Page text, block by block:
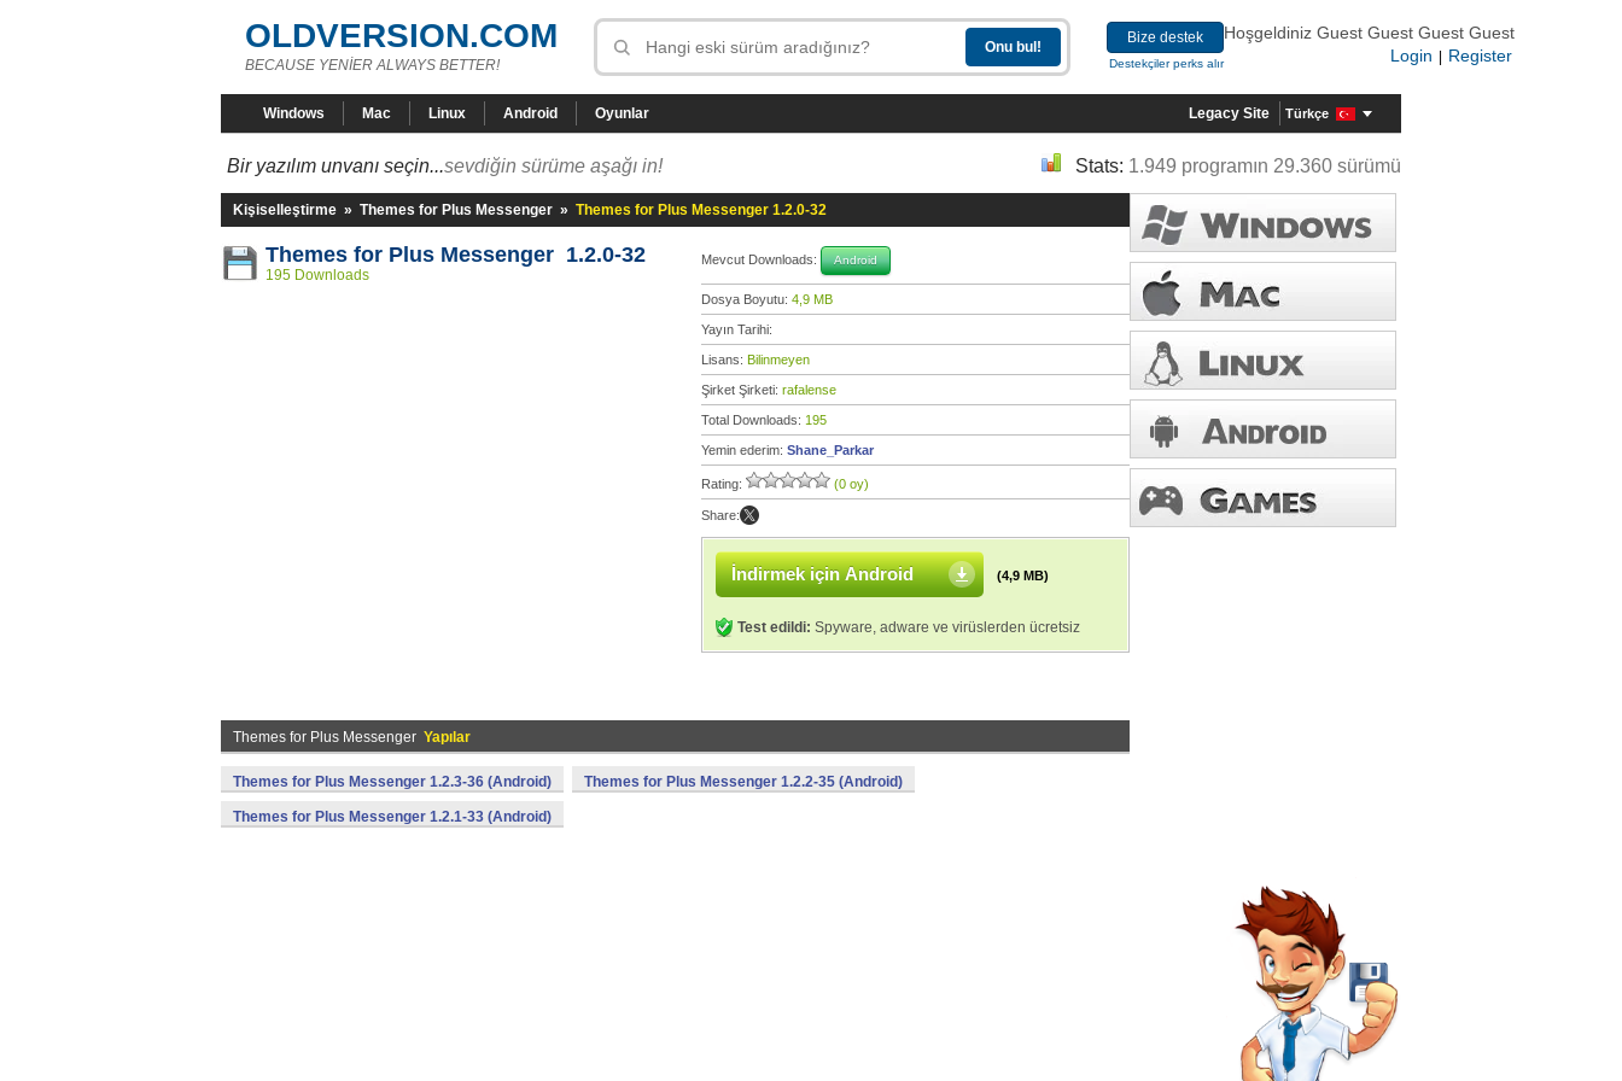
OLDVERSION.COM
BECAUSE YENİER ALWAYS BETTER!
Bize destek
Destekçiler perks alır
Hoşgeldiniz Guest Guest Guest Guest
Login
Register
Windows Mac Linux Android Oyunlar Legacy Site Türkçe
Bir yazılım unvanı seçin...sevdiğin sürüme aşağı in! Stats: 1.949 programın 29.360 sürümü
Kişiselleştirme » Themes for Plus Messenger » Themes for Plus Messenger 1.2.0-32
Themes for Plus Messenger 1.2.0-32
195 Downloads
Mevcut Downloads: Android
Dosya Boyutu: 4,9 MB
Yayın Tarihi:
Lisans: Bilinmeyen
Şirket Şirketi: rafalense
Total Downloads: 195
Yemin ederim: Shane_Parkar
Rating: (0 oy)
Share:
İndirmek için Android (4,9 MB)
Test edildi: Spyware, adware ve virüslerden ücretsiz
Themes for Plus Messenger Yapılar
Themes for Plus Messenger 1.2.3-36 (Android) Themes for Plus Messenger 1.2.2-35 (Android)
Themes for Plus Messenger 1.2.1-33 (Android)